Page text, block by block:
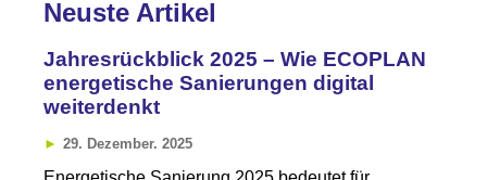
Neuste Artikel
Jahresrückblick 2025 – Wie ECOPLAN
energetische Sanierungen digital
weiterdenkt
29. Dezember. 2025